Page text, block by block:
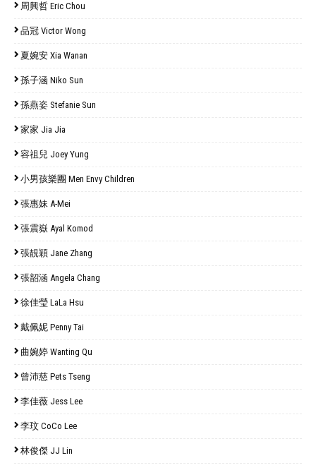
周興哲 Eric Chou
品冠 Victor Wong
夏婉安 Xia Wanan
孫子涵 Niko Sun
孫燕姿 Stefanie Sun
家家 Jia Jia
容祖兒 Joey Yung
小男孩樂團 Men Envy Children
張惠妹 A-Mei
張震嶽 Ayal Komod
張靚穎 Jane Zhang
張韶涵 Angela Chang
徐佳瑩 LaLa Hsu
戴佩妮 Penny Tai
曲婉婷 Wanting Qu
曾沛慈 Pets Tseng
李佳薇 Jess Lee
李玟 CoCo Lee
林俊傑 JJ Lin